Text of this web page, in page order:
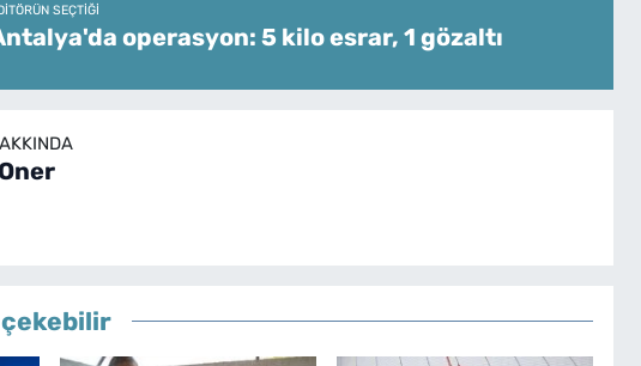
SEÇTIĞI
operasyon: 5 kilo esrar, 1 gözaltı